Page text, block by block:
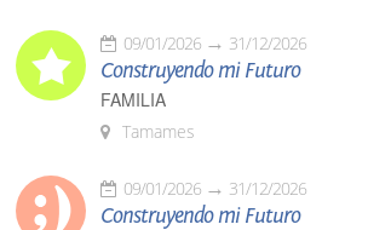
09/01/2026 31/12/2026
Construyendo mi Futuro
FAMILIA
Tamames
09/01/2026 31/12/2026
Construyendo mi Futuro